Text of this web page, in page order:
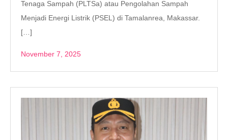
Tenaga Sampah (PLTSa) atau Pengolahan Sampah
Menjadi Energi Listrik (PSEL) di Tamalanrea, Makassar.
[…]
November 7, 2025